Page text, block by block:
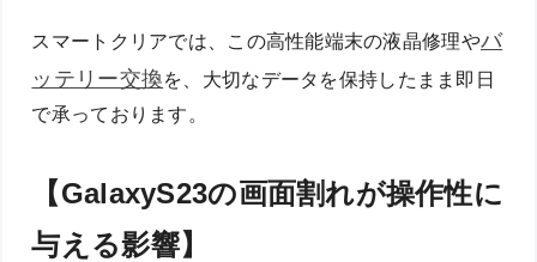
スマートクリアでは、この高性能端末の液晶修理やバ
ッテリー交換を、大切なデータを保持したまま即日
で承っております。
【GalaxyS23の画面割れが操作性に
与える影響】